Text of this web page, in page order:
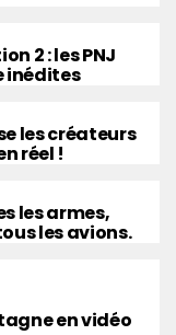
2 : les PNJ
inédites
les créateurs
réel !
les armes,
les avions.
en vidéo